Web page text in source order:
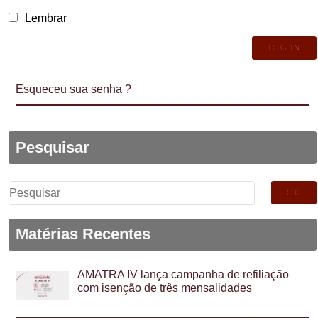
Lembrar
Esqueceu sua senha ?
Pesquisar
Pesquisar
por:
Matérias Recentes
AMATRA IV lança campanha de refiliação
com isenção de três mensalidades